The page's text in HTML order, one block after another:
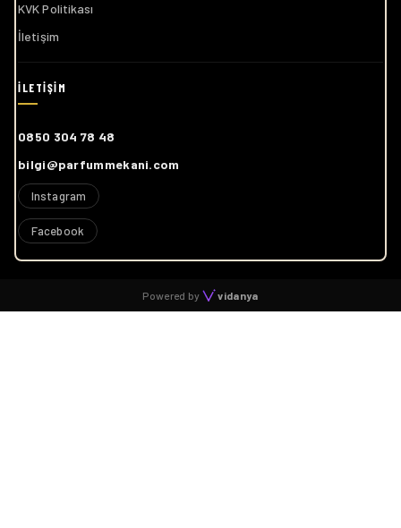
KVK Politikası
İletişim
0850 304 78 48
bilgi@parfummekani.com
Instagram
Facebook
Powered by vidanya